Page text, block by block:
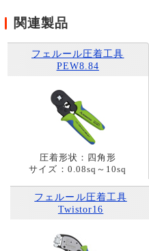
関連製品
フェルール圧着工具
PEW8.84
圧着形状：四角形
サイズ：0.08sq～10sq
フェルール圧着工具
Twistor16